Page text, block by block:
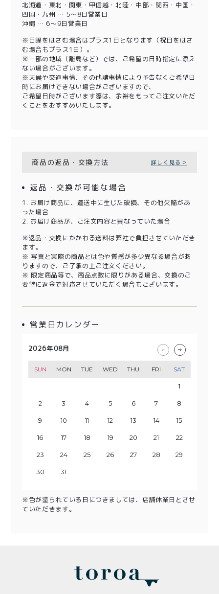
北海道・東北・関東・甲信越・北陸・中部・関西・中国・
四国・九州 … 5～8日営業日
沖縄 … 6～9日営業日
※日曜をはさむ場合はプラス1日となります（祝日をはさ
む場合もプラス1日）。
※一部の地域（離島など）では、ご希望の日時指定に添え
ない場合がございます。
※天候や交通事情、その他諸事情により予告なくご希望日
時にお届けできない場合がございますので、
ご希望日時がございます際は、余裕をもってご注文いただ
くことをおすすめいたします。
商品の返品・交換方法 詳しく見る＞
返品・交換が可能な場合
1. お届け商品に、運送中に生じた破損、その他欠陥があ
った場合
2. お届け商品が、ご注文内容と異なっていた場合
※返品・交換にかかわる送料は弊社で負担させていただき
ます。
※ 写真と実際の商品とは色や質感が多少異なる場合があ
りますので、ご了承の上ご注文ください。
※ 限定商品等で、商品点数に限りがある場合、交換のご
要望に返金で対応させていただく場合もございます。
営業日カレンダー
2026年08月
SUN MON TUE WED THU FRI SAT
1
2 3 4 5 6 7 8
9 10 11 12 13 14 15
16 17 18 19 20 21 22
23 24 25 26 27 28 29
30 31
2026年09月
SUN MON TUE WED THU FRI SAT
5
6 7 8 9 10 11 12
13 14 15 16 17 18 19
20 21 22 23 24 25 26
27 28 29 30
2026年10月
SUN MON TUE WED THU FRI SAT
3
4 5 6 7 8 9 10
11 12 13 14 15 16 17
18 19 20 21 22 23 24
25 26 27 28 29 30 31
2026年11月
SUN MON TUE WED THU FRI SAT
7
8 9 10 11 12 13 14
15 16 17 18 19 20 21
22 23 24 25 26 27 28
29 30
※色が塗られている日につきましては、店舗休業日とさせ
ていただきます。